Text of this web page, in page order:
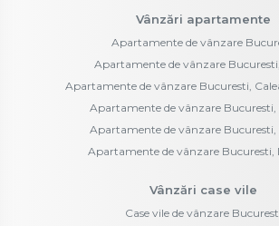
Vânzări apartamente
Apartamente de vânzare
Apartamente de vânzare
Apartamente de vânzare Bucuresti,
Apartamente de vânzare Bucuresti,
Apartamente de vânzare Bucuresti,
Apartamente de vânzare Bucuresti,
Vânzări case vile
Case vile de vânzare